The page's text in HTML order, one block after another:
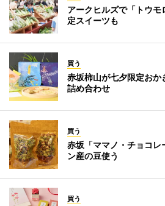
アークヒルズで「トウ
定スイーツも
買う
赤坂柿山が七夕限定お
詰め合わせ
買う
赤坂「ママノ・チョコ
ン産の豆使う
買う